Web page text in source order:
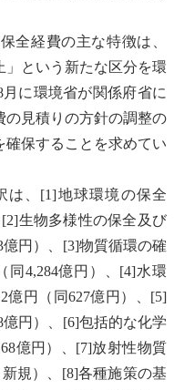
全経費の主な特徴は、
」という新たな区分を環
に環境省が関係府省に
の見積りの方針の調整の
保することを求めてい
、[1]地球環境の保全
生物多様性の保全 及び
億円）、[3]物質循環の確
同4,284億円）、[4]水環
億円（同627億円）、[5]
億円）、[6]包括的な化学
億円）、[7]放射性物質
規）、[8]各種施策の基